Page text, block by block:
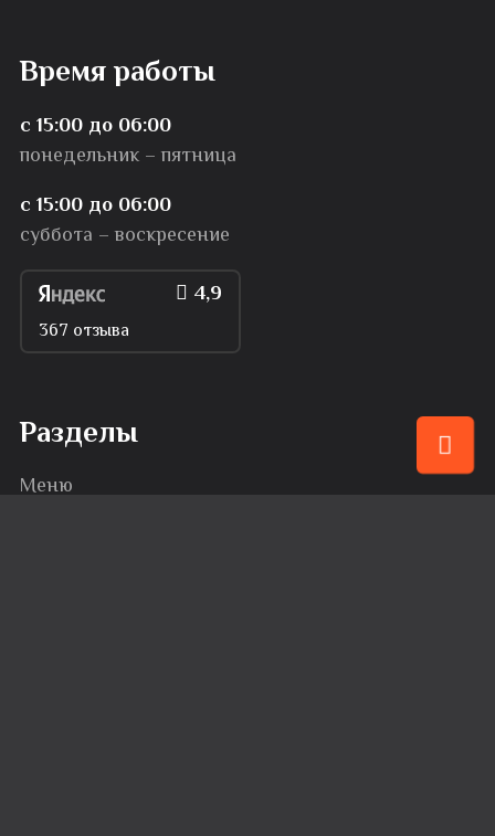
Время работы
с 15:00 до 06:00
понедельник – пятница
с 15:00 до 06:00
суббота – воскресение
4,9
367 отзыва
Разделы
Меню